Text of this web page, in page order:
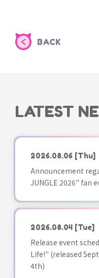
BACK
LATEST
2026.08.06 [Thu]
Announcement
JUNGLE 2026" fan
2026.08.04 [Tue]
Release event
Life!" (released
4th)